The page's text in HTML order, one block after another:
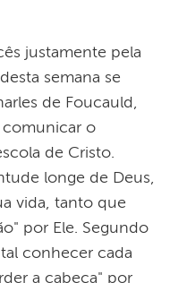
justamente pela
semana se
de Foucauld,
o
de Cristo.
longe de Deus,
vida, tanto que
por Ele. Segundo
conhecer cada
a cabeça" por